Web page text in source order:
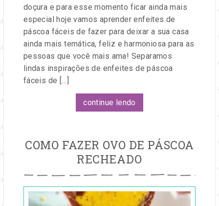
doçura e para esse momento ficar ainda mais
especial hoje vamos aprender enfeites de
páscoa fáceis de fazer para deixar a sua casa
ainda mais temática, feliz e harmoniosa para as
pessoas que você mais ama! Separamos
lindas inspirações de enfeites de páscoa
fáceis de […]
continue lendo
COMO FAZER OVO DE PÁSCOA
RECHEADO
Publicado
em
17